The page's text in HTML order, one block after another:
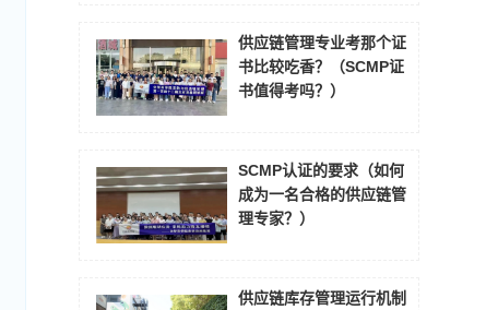
供应链管理专业考那个证
书比较吃香？（SCMP证
书值得考吗？）
SCMP认证的要求（如何
成为一名合格的供应链管
理专家？）
供应链库存管理运行机制